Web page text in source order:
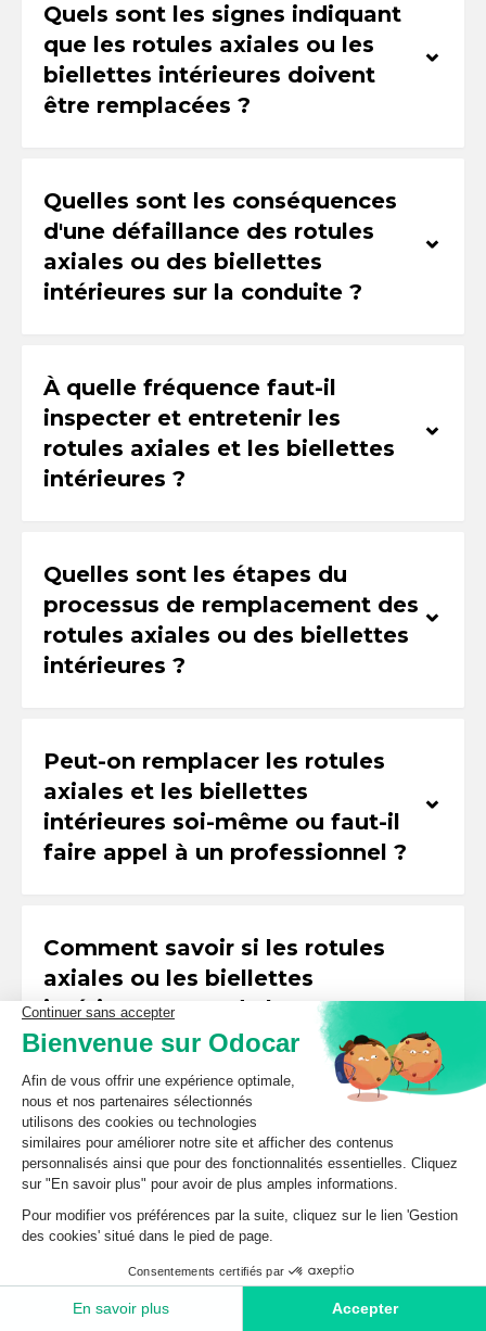
Quels sont les signes indiquant
que les rotules axiales ou les
biellettes intérieures doivent
être remplacées ?
⌃
Quelles sont les conséquences
d'une défaillance des rotules
axiales ou des biellettes
intérieures sur la conduite ?
⌃
À quelle fréquence faut-il
inspecter et entretenir les
rotules axiales et les biellettes
intérieures ?
⌃
Quelles sont les étapes du
processus de remplacement des
rotules axiales ou des biellettes
intérieures ?
⌃
Peut-on remplacer les rotules
axiales et les biellettes
intérieures soi-même ou faut-il
faire appel à un professionnel ?
⌃
Comment savoir si les rotules
axiales ou les biellettes
intérieures sont de bonne
qualité lors de l'achat de pièces
de rechange ?
⌃
Quel est le rôle des soufflets de
crémaillère dans le système de
direction et comment les
⌃